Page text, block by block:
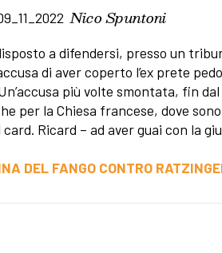
Nico Spuntoni
a difendersi, presso un
di aver coperto l’ex prete
più volte smontata, fin dal
per la Chiesa francese, dove sono
Ricard – ad aver guai con la
DEL FANGO CONTRO